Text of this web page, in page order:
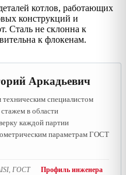
котлов, работающих
конструкций и
Сталь не склонна к
к флокенам.
Аркадьевич
специалистом
в области
каждой партии
параметрам ГОСТ
ГОСТ
Профиль инженера